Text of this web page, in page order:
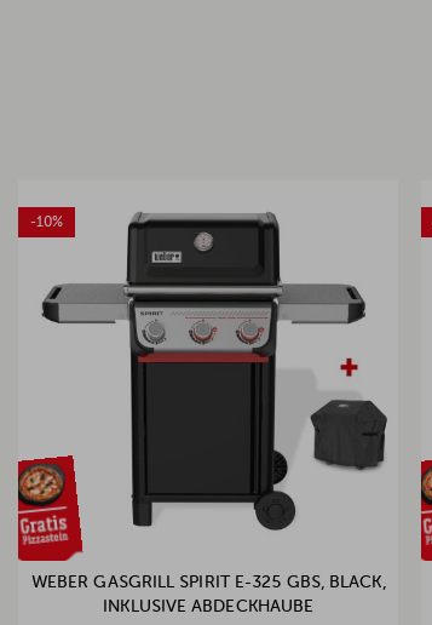
-10%
WEBER GASGRILL SPIRIT E-325 GBS, BLACK,
INKLUSIVE ABDECKHAUBE